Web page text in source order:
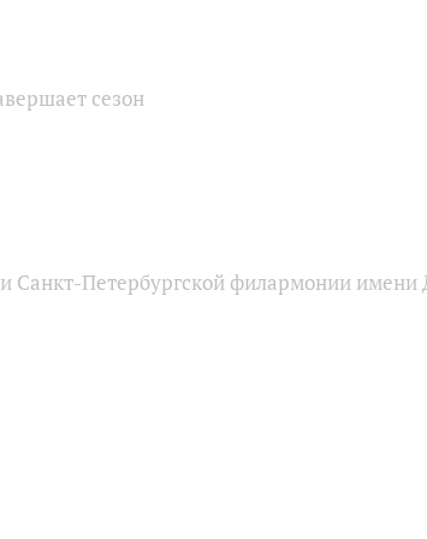
сезон
Санкт-Петербургской филармонии